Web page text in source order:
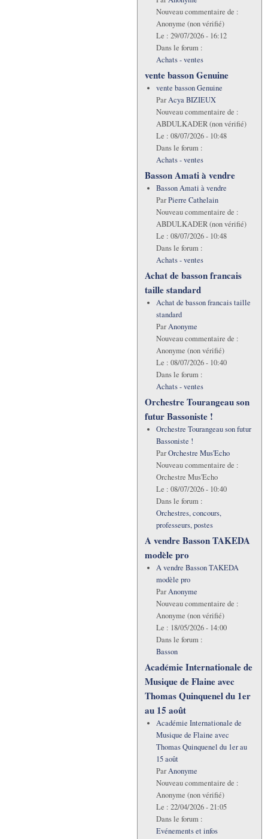
Nouveau commentaire de :
Anonyme (non vérifié)
Le : 29/07/2026 - 16:12
Dans le forum :
Achats - ventes
vente basson Genuine
vente basson Genuine
ParAcya BIZIEUX
Nouveau commentaire de :
ABDULKADER (non vérifié)
Le : 08/07/2026 - 10:48
Dans le forum :
Achats - ventes
Basson Amati à vendre
Basson Amati à vendre
ParPierre Cathelain
Nouveau commentaire de :
ABDULKADER (non vérifié)
Le : 08/07/2026 - 10:48
Dans le forum :
Achats - ventes
Achat de basson francais
taille standard
Achat de basson francais taille
standard
ParAnonyme
Nouveau commentaire de :
Anonyme (non vérifié)
Le : 08/07/2026 - 10:40
Dans le forum :
Achats - ventes
Orchestre Tourangeau son
futur Bassoniste !
Orchestre Tourangeau son futur
Bassoniste !
ParOrchestre Mus'Echo
Nouveau commentaire de :
Orchestre Mus'Echo
Le : 08/07/2026 - 10:40
Dans le forum :
Orchestres, concours,
professeurs, postes
A vendre Basson TAKEDA
modèle pro
A vendre Basson TAKEDA
modèle pro
ParAnonyme
Nouveau commentaire de :
Anonyme (non vérifié)
Le : 18/05/2026 - 14:00
Dans le forum :
Basson
Académie Internationale de
Musique de Flaine avec
Thomas Quinquenel du 1er
au 15 août
Académie Internationale de
Musique de Flaine avec
Thomas Quinquenel du 1er au
15 août
ParAnonyme
Nouveau commentaire de :
Anonyme (non vérifié)
Le : 22/04/2026 - 21:05
Dans le forum :
Evénements et infos